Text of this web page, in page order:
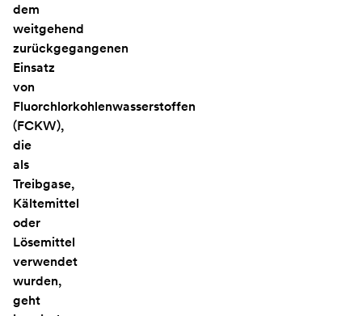
dem
weitgehend
zurückgegangenen
Einsatz
von
Fluorchlorkohlenwasserstoffen
(FCKW),
die
als
Treibgase,
Kältemittel
oder
Lösemittel
verwendet
wurden,
geht